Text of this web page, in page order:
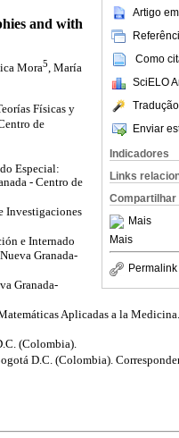
Artigo em
Como
SciELO
Enviar
Indicadores
Links
Compartilhar
Mais
Mais
Permalink
and with
Mora5, María
Físicas y
de
Especial:
- Centro de
Investigaciones
e Internado
Granada-
Granada-
Aplicadas a la
(Colombia).
D.C. (Colombia).